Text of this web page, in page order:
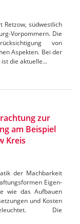
südwestlich
Vorpommern. Die
von
Aspekten. Bei der
ist die aktuelle…
zur
am Beispiel
Kreis
der Machbarkeit
Eigen-
wie das Aufbauen
und Kosten
Die